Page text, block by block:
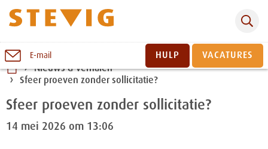
Naar
inhoud
E-mail HULP
VACATURES
Nieuws & verhalen
Sfeer proeven zonder sollicitatie?
Sfeer proeven zonder sollicitatie?
14 mei 2026 om 13:06